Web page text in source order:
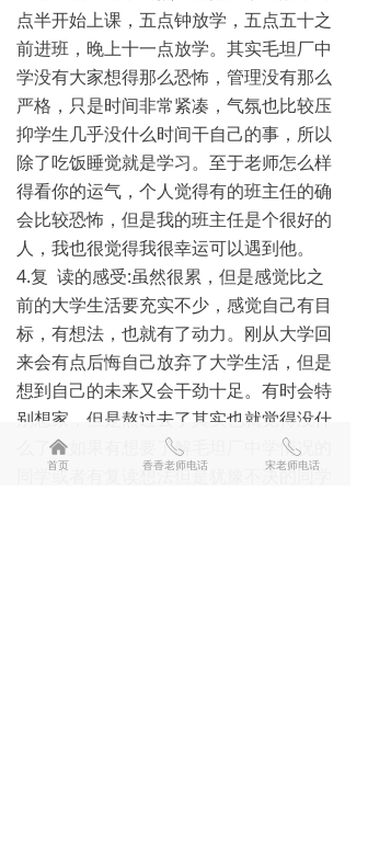
点半开始上课，五点钟放学，五点五十之
前进班，晚上十一点放学。其实毛坦厂中
学没有大家想得那么恐怖，管理没有那么
严格，只是时间非常紧凑，气氛也比较压
抑学生几乎没什么时间干自己的事，所以
除了吃饭睡觉就是学习。至于老师怎么样
得看你的运气，个人觉得有的班主任的确
会比较恐怖，但是我的班主任是个很好的
人，我也很觉得我很幸运可以遇到他。
4.复 读的感受:虽然很累，但是感觉比之
前的大学生活要充实不少，感觉自己有目
标，有想法，也就有了动力。刚从大学回
来会有点后悔自己放弃了大学生活，但是
想到自己的未来又会干劲十足。有时会特
别想家，但是熬过去了其实也就觉得没什
么了。如果有想要了解毛坦厂中学情况的
同学或者有复读想法但是犹豫不决的同学
낀
首页
ꂅ
香香老师电话
ꂅ
宋老师电话